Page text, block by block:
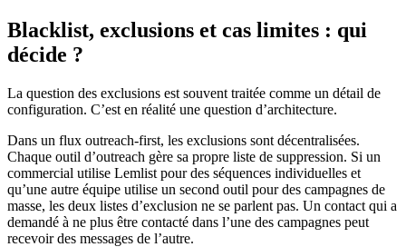
Blacklist, exclusions et cas limites : qui
décide ?
La question des exclusions est souvent traitée comme un détail de
configuration. C’est en réalité une question d’architecture.
Dans un flux outreach-first, les exclusions sont décentralisées.
Chaque outil d’outreach gère sa propre liste de suppression. Si un
commercial utilise Lemlist pour des séquences individuelles et
qu’une autre équipe utilise un second outil pour des campagnes de
masse, les deux listes d’exclusion ne se parlent pas. Un contact qui a
demandé à ne plus être contacté dans l’une des campagnes peut
recevoir des messages de l’autre.